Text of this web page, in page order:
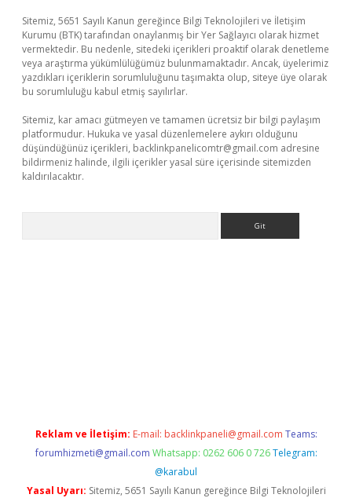
Sitemiz, 5651 Sayılı Kanun gereğince Bilgi Teknolojileri ve İletişim
Kurumu (BTK) tarafından onaylanmış bir Yer Sağlayıcı olarak hizmet
vermektedir. Bu nedenle, sitedeki içerikleri proaktif olarak denetleme
veya araştırma yükümlülüğümüz bulunmamaktadır. Ancak, üyelerimiz
yazdıkları içeriklerin sorumluluğunu taşımakta olup, siteye üye olarak
bu sorumluluğu kabul etmiş sayılırlar.
Sitemiz, kar amacı gütmeyen ve tamamen ücretsiz bir bilgi paylaşım
platformudur. Hukuka ve yasal düzenlemelere aykırı olduğunu
düşündüğünüz içerikleri, backlinkpanelicomtr@gmail.com adresine
bildirmeniz halinde, ilgili içerikler yasal süre içerisinde sitemizden
kaldırılacaktır.
Reklam ve İletişim: E-mail: backlinkpaneli@gmail.com Teams:
forumhizmeti@gmail.com Whatsapp: 0262 606 0 726 Telegram:
@karabul
Yasal Uyarı: Sitemiz, 5651 Sayılı Kanun gereğince Bilgi Teknolojileri